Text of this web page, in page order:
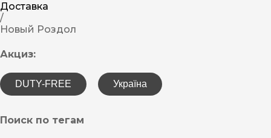
Доставка
/
Новый Роздол
Акциз:
DUTY-FREE Україна
Поиск по тегам